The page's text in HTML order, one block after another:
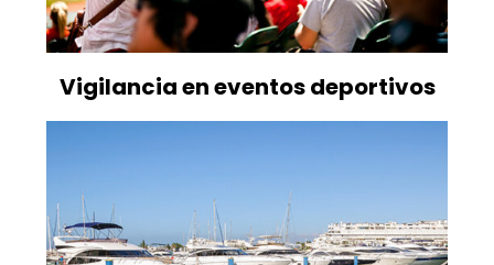
Vigilancia en eventos deportivos